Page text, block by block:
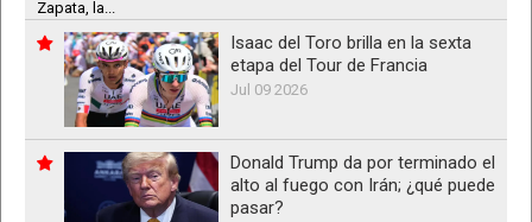
Zapata, la...
Isaac del Toro brilla en la sexta
etapa del Tour de Francia
Jul 09 2026
Donald Trump da por terminado el
alto al fuego con Irán; ¿qué puede
pasar?